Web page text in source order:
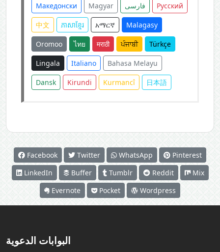
Македонски Magyar فارسی Русский
中文 ភាសាខ្មែរ አማርኛ Malagasy
Oromoo ไทย मराठी ਪੰਜਾਬੀ Türkçe
Lingala Italiano Bahasa Melayu
Dansk Kirundi Kurmancî 日本語
Facebook Twitter WhatsApp
Pinterest
LinkedIn
Buffer Tumblr Reddit
Mix
Evernote
Pocket Wordpress
البوابات الدعوية